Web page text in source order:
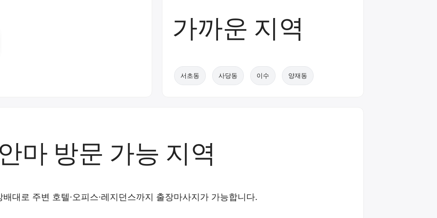
가까운 지역
서초동 사당동 이수 양재동
마 방문 가능 지역
대로 주변 호텔·오피스·레지던스까지 출장마사지가 가능합니다.